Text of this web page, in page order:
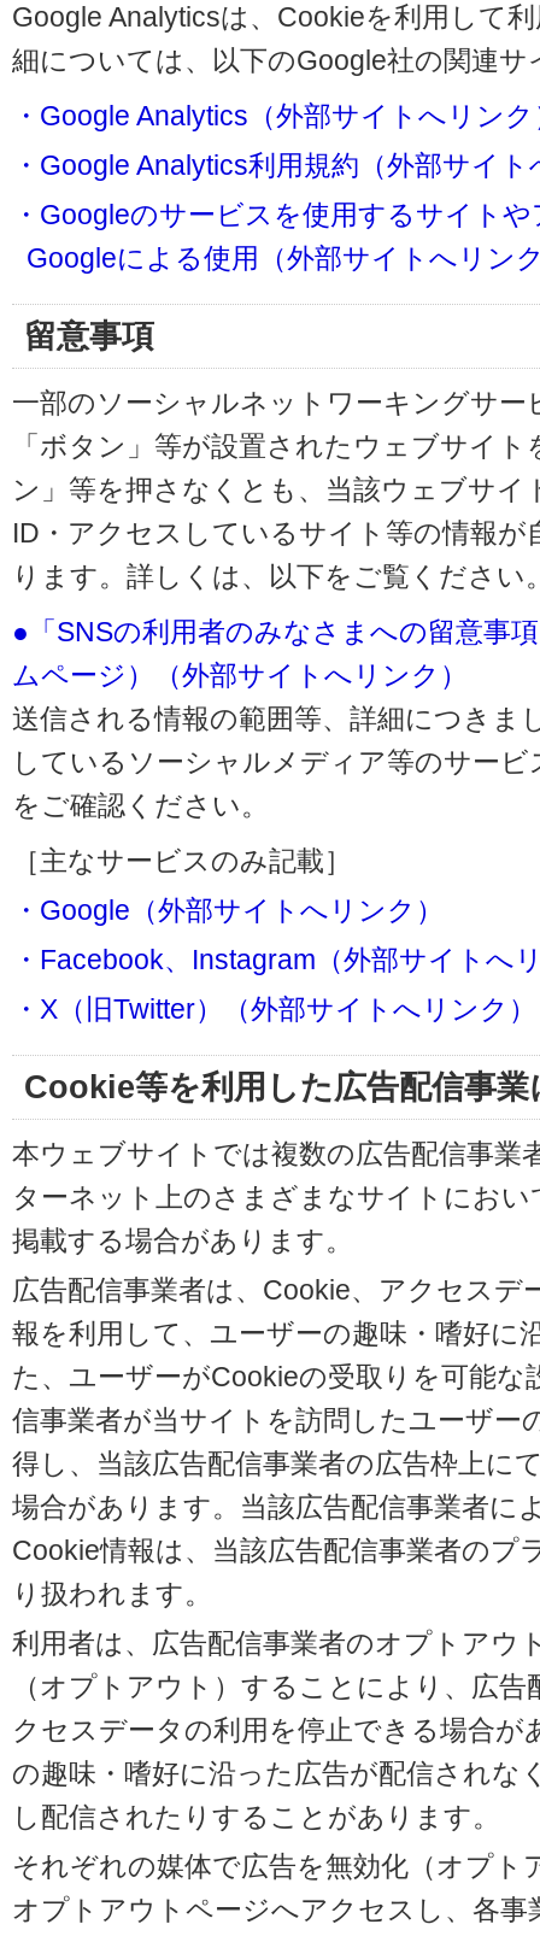
Google Analyticsは、Cookieを利用して
細については、以下のGoogle社の関連
・Google Analytics（外部サイトへリンク
・Google Analytics利用規約（外部サイ
・Googleのサービスを使用するサイト
Googleによる使用（外部サイトへリン
留意事項
一部のソーシャルネットワーキングサー
「ボタン」等が設置されたウェブサイ
ン」等を押さなくとも、当該ウェブサイ
ID・アクセスしているサイト等の情報
ります。詳しくは、以下をご覧ください
●「SNSの利用者のみなさまへの留意事
ムページ）（外部サイトへリンク）
送信される情報の範囲等、詳細につきま
しているソーシャルメディア等のサー
をご確認ください。
［主なサービスのみ記載］
・Google（外部サイトへリンク）
・Facebook、Instagram（外部サイトへ
・X（旧Twitter）（外部サイトへリンク）
Cookie等を利用した広告配信事
本ウェブサイトでは複数の広告配信事業
ターネット上のさまざまなサイトにお
掲載する場合があります。
広告配信事業者は、Cookie、アクセスデ
報を利用して、ユーザーの趣味・嗜好に
た、ユーザーがCookieの受取りを可能
信事業者が当サイトを訪問したユーザー
得し、当該広告配信事業者の広告枠上に
場合があります。当該広告配信事業者に
Cookie情報は、当該広告配信事業者のプ
り扱われます。
利用者は、広告配信事業者のオプトアウ
（オプトアウト）することにより、広
クセスデータの利用を停止できる場合が
の趣味・嗜好に沿った広告が配信されな
し配信されたりすることがあります。
それぞれの媒体で広告を無効化（オプト
オプトアウトページへアクセスし、各